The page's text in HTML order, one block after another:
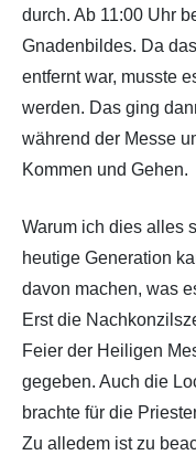
durch. Ab 11:00 Uhr
Gnadenbildes. Da
entfernt war, musste
werden. Das ging
während der Messe
Kommen und Gehen.
Warum ich dies alles
heutige Generation
davon machen, was
Erst die
Feier der Heiligen
gegeben. Auch die
brachte für die
Zu alledem ist zu